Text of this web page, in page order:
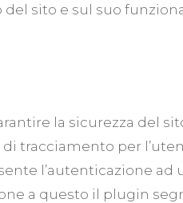
sito e sul suo
la sicurezza del
tracciamento per
l’autenticazione ad
a questo il plugin